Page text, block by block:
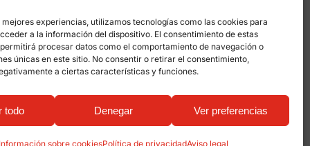
experiencias, utilizamos tecnologías como las cookies para
a la información del dispositivo. El consentimiento de estas
procesar datos como el comportamiento de navegación o
únicas en este sitio. No consentir o retirar el consentimiento,
a ciertas características y funciones.
todo Denegar Ver preferencias
Información sobre cookiesPolítica de privacidadAviso legal
sobre cookies